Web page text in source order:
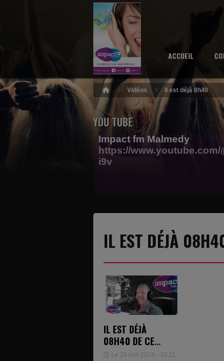
ACCUEIL
Vidéos Il est déjà 8h40
YOU TUBE
Impact fm Malmedy
https://www.youtube.com/
i9v
IL EST DÉJÀ
IL EST DÉJÀ
08H40 DE CE
VENDREDI 28
Le 28 juin 2024 - 10:11